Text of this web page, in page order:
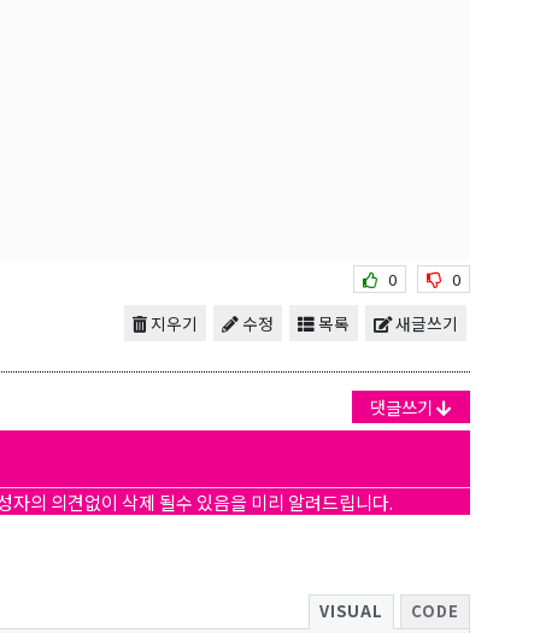
0 0
새글쓰기
목록
수정
지우기
댓글쓰기
의 의견없이 삭제 될수 있음을 미리 알려드립니다.
VISUAL CODE